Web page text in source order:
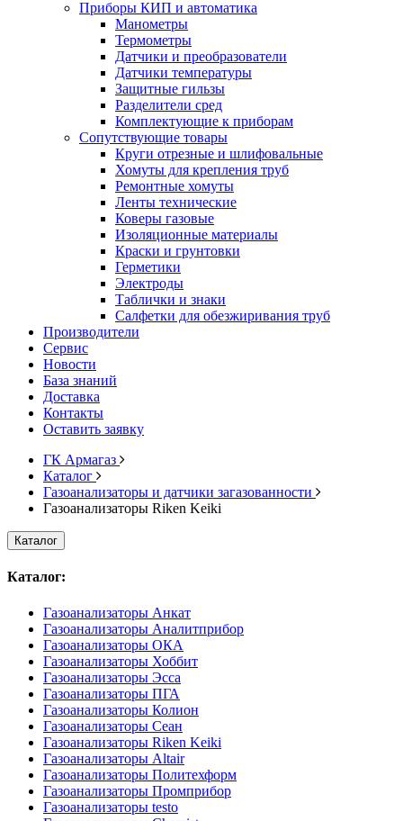
Приборы КИП и автоматика
Манометры
Термометры
Датчики и преобразователи
Датчики температуры
Защитные гильзы
Разделители сред
Комплектующие к приборам
Сопутствующие товары
Круги отрезные и шлифовальные
Хомуты для крепления труб
Ремонтные хомуты
Ленты технические
Коверы газовые
Изоляционные материалы
Краски и грунтовки
Герметики
Электроды
Таблички и знаки
Салфетки для обезжиривания труб
Производители
Сервис
Новости
База знаний
Доставка
Контакты
Оставить заявку
ГК Армагаз
Каталог
Газоанализаторы и датчики загазованности
Газоанализаторы Riken Keiki
Каталог
Каталог:
Газоанализаторы Анкат
Газоанализаторы Аналитприбор
Газоанализаторы ОКА
Газоанализаторы Хоббит
Газоанализаторы Эсса
Газоанализаторы ПГА
Газоанализаторы Колион
Газоанализаторы Сеан
Газоанализаторы Riken Keiki
Газоанализаторы Altair
Газоанализаторы Политехформ
Газоанализаторы Промприбор
Газоанализаторы testo